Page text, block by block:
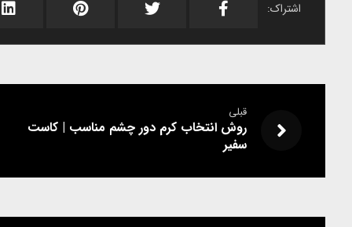
قبلی
روش انتخاب کرم دور چشم مناسب | کاست
سفیر